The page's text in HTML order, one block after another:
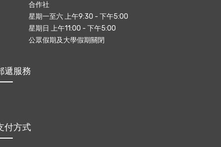
合作社
星期一至六 上午9:30 - 下午5:00
星期日 上午11:00 - 下午5:00
公眾假期及大學假期關閉
遞服務
付方式